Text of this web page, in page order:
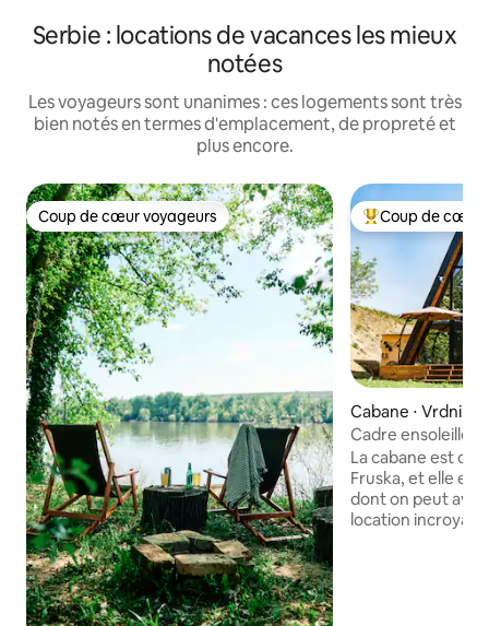
Serbie : locations de vacances les mieux
notées
Les voyageurs sont unanimes : ces logements sont très
bien notés en termes d'emplacement, de propreté et
plus encore.
Coup de cœur voyageurs
Coup de cœur voyageurs Coups de cœur
Coup de cœur
Cabane ⋅ Vrdnik
Cadre ensoleillé
Fruska Gora
La cabane est
Fruska, et elle
dont on peut
location